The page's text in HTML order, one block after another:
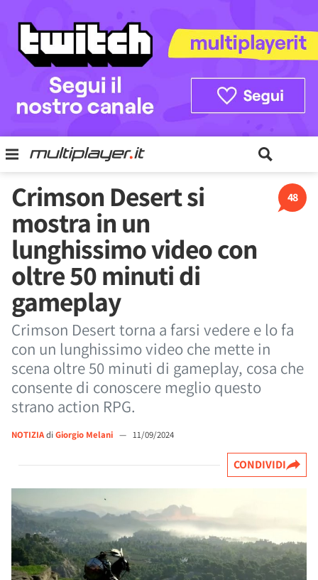
48
Crimson Desert si
mostra in un
lunghissimo video con
oltre 50 minuti di
gameplay
Crimson Desert torna a farsi vedere e lo fa
con un lunghissimo video che mette in
scena oltre 50 minuti di gameplay, cosa che
consente di conoscere meglio questo
strano action RPG.
NOTIZIAdi Giorgio Melani — 11/09/2024
CONDIVIDI